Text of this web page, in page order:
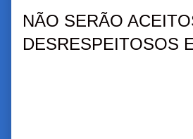
NÃO SERÃO
DESRESPEITOSOS